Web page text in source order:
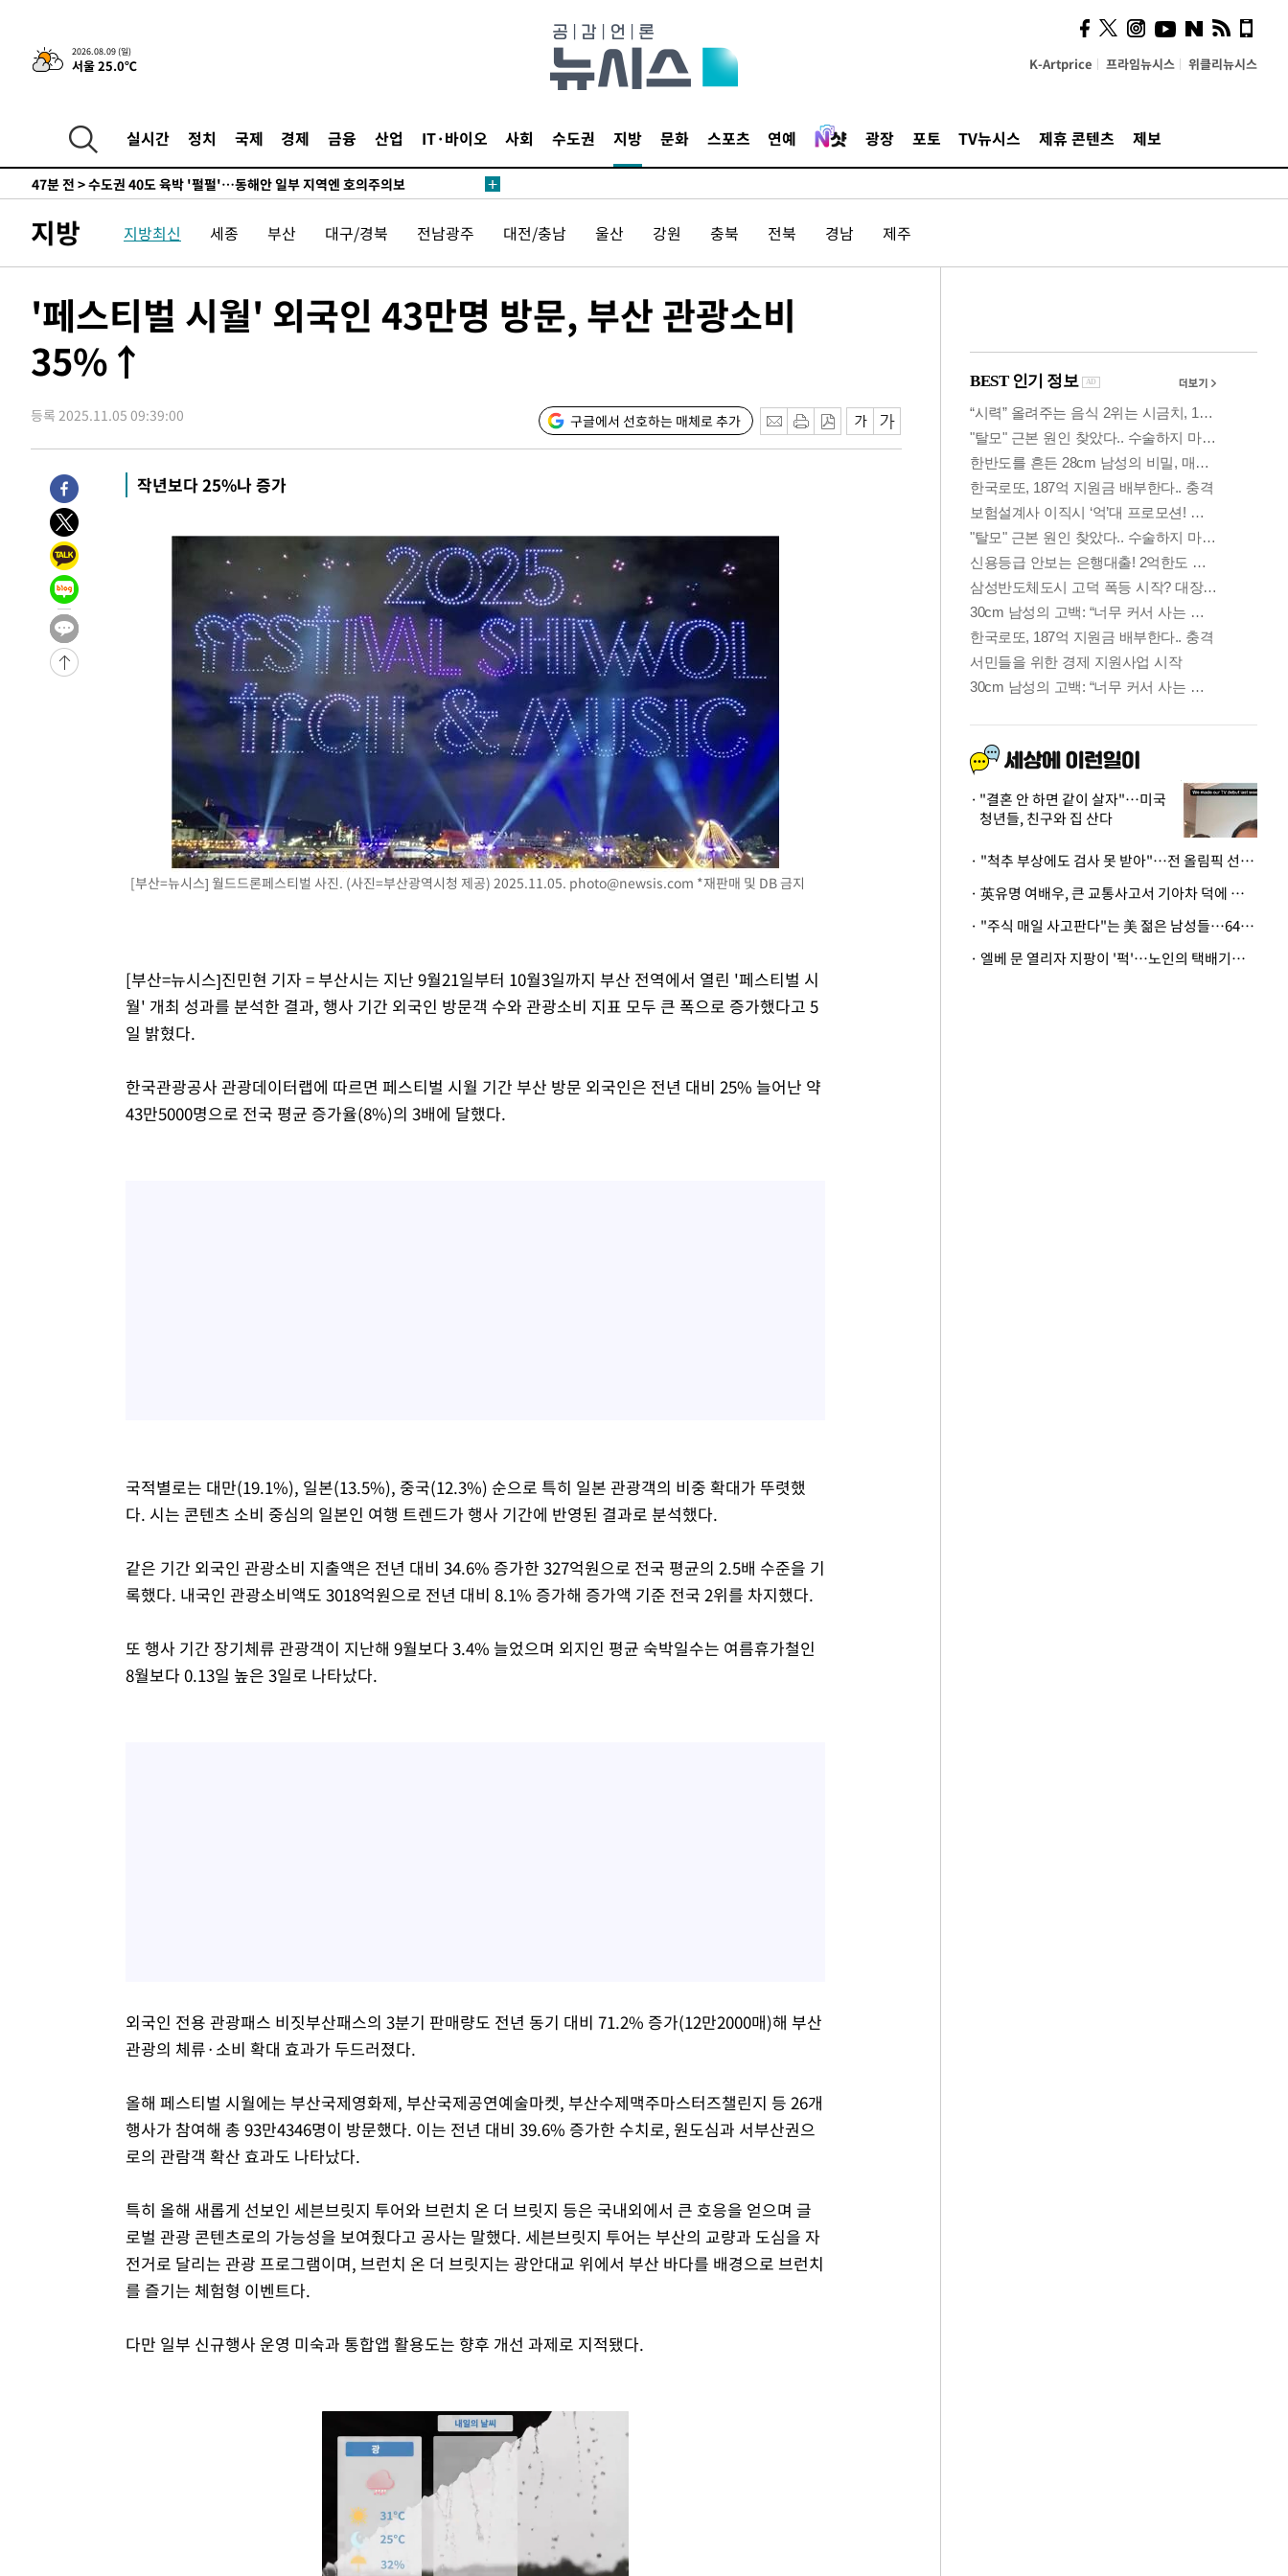
2026.08.09 (일)
서울 25.0℃ K-Artprice 프라임뉴시스 위클리뉴시스
실시간 정치 국제 경제 금융 산업 IT·바이오 사회 수도권 지방 문화 스포츠 연예 광장 포토 TV뉴시스 제휴 콘텐츠 제보
래 44.56%
-4827초 전 >[속보]與 대표 경선 제주·인천 당원투표…金 47.75%·鄭 42.08%·
宋 10.17%
-4361초 전 >이강인 "아틀레티코 이적 기뻐…등번호 7번 의미보단 팀 위해 뛸 것"
32분 전 >낮 최고 35도 '무더위'…동해안 시간당 30㎜ '강한 비'[내일날씨]
[속보]이강인 "감독님이 원하는 마음 느꼈고, 많은 트로피 원해 아틀레티
코 이적"
47분 전 >수도권 40도 육박 '펄펄'…동해안 일부 지역엔 호의주의보
2시간 전 >
강릉에 시간당 81.4㎜ 물폭탄…도로 잠기고 담벼락 붕괴
3시간 전 >백운산서 80년근 천종산삼 9뿌리 발견…감정가 1.3억원
5시간 전 >남자 농구, 나고야 아시안게임서 '홈팀' 일본과 한일전
5시간 전 > 여수 오동도 해상서 모터보트 전복…1명 사망·1명 실종
6시간 전 >극한폭염 한풀 꺾이지만…'낮 최고 35도' 무더위, 열대야 계속[다음주
7시간 전 >[속보]'압수수색·성접대 논란' 축구협회 "실망과 걱정 안겨드려 죄송"
10시간 전 >'최고 37도' 폭염 지속…강원동해안 최대 150㎜ 비
12시간 전 >
[속보]뉴욕증시 상승 마감…S&P 0.6% 나스닥 1.3%↑
-14565초 전 >
-5612초 전 >
[속보]與최고위원 제주·인천 순회경선…박선원·최민희·서미화·한
민수·김용 순
-5565초 전 >
[속보]김민석, 與 전대 당원투표 누적 득표율 45.42%로 1위… 정청
래 44.56%
-4847초 전 >
[속보]與 대표 경선 제주·인천 당원투표…金 47.75%·鄭 42.08%·
宋 10.17%
-4381초 전 >
이강인 "아틀레티코 이적 기뻐…등번호 7번 의미보단 팀 위해 뛸 것"
-4316초 전 >
[속보]與 당대표 경선, 제주·인천 권리당원 투표 김민석 승리
31분 전 >
낮 최고 35도 '무더위'…동해안 시간당 30㎜ '강한 비'[내일날씨]
[속보]이강인 "감독님이 원하는 마음 느꼈고, 많은 트로피 원해 아틀레티
수도권 40도 육박 '펄펄'…동해안 일부 지역엔 호의주의보
온열질환 사망자 3명 늘어…누적 환자 3000명 돌파
강릉에 시간당 81.4㎜ 물폭탄…도로 잠기고 담벼락 붕괴
백운산서 80년근 천종산삼 9뿌리 발견…감정가 1.3억원
선재도서 해루질 나섰다 실종 60대, 닷새 만에 숨진 채 발견
남자 농구, 나고야 아시안게임서 '홈팀' 일본과 한일전
여수 오동도 해상서 모터보트 전복…1명 사망·1명 실종
'최고 37도' 폭염 지속…강원동해안 최대 150㎜ 비
[속보]뉴욕증시 상승 마감…S&P 0.6% 나스닥 1.3%↑
지방 지방최신 세종 부산 대구/경북 전남광주 대전/충남 울산 강원 충북 전북 경남 제주
'페스티벌 시월' 외국인 43만명 방문, 부산 관광소비
35%↑
등록 2025.11.05 09:39:00 구글에서 선호하는 매체로 추가
작년보다 25%나 증가
[부산=뉴시스] 월드드론페스티벌 사진. (사진=부산광역시청 제공) 2025.11.05. photo@newsis.com *재판매 및 DB 금지
[부산=뉴시스]진민현 기자 = 부산시는 지난 9월21일부터 10월3일까지 부산 전역에서 열린 '페스티벌 시
월' 개최 성과를 분석한 결과, 행사 기간 외국인 방문객 수와 관광소비 지표 모두 큰 폭으로 증가했다고 5
일 밝혔다.
한국관광공사 관광데이터랩에 따르면 페스티벌 시월 기간 부산 방문 외국인은 전년 대비 25% 늘어난 약
43만5000명으로 전국 평균 증가율(8%)의 3배에 달했다.
국적별로는 대만(19.1%), 일본(13.5%), 중국(12.3%) 순으로 특히 일본 관광객의 비중 확대가 뚜렷했
다. 시는 콘텐츠 소비 중심의 일본인 여행 트렌드가 행사 기간에 반영된 결과로 분석했다.
같은 기간 외국인 관광소비 지출액은 전년 대비 34.6% 증가한 327억원으로 전국 평균의 2.5배 수준을 기
록했다. 내국인 관광소비액도 3018억원으로 전년 대비 8.1% 증가해 증가액 기준 전국 2위를 차지했다.
또 행사 기간 장기체류 관광객이 지난해 9월보다 3.4% 늘었으며 외지인 평균 숙박일수는 여름휴가철인
8월보다 0.13일 높은 3일로 나타났다.
외국인 전용 관광패스 비짓부산패스의 3분기 판매량도 전년 동기 대비 71.2% 증가(12만2000매)해 부산
관광의 체류·소비 확대 효과가 두드러졌다.
올해 페스티벌 시월에는 부산국제영화제, 부산국제공연예술마켓, 부산수제맥주마스터즈챌린지 등 26개
행사가 참여해 총 93만4346명이 방문했다. 이는 전년 대비 39.6% 증가한 수치로, 원도심과 서부산권으
로의 관람객 확산 효과도 나타났다.
특히 올해 새롭게 선보인 세븐브릿지 투어와 브런치 온 더 브릿지 등은 국내외에서 큰 호응을 얻으며 글
로벌 관광 콘텐츠로의 가능성을 보여줬다고 공사는 말했다. 세븐브릿지 투어는 부산의 교량과 도심을 자
전거로 달리는 관광 프로그램이며, 브런치 온 더 브릿지는 광안대교 위에서 부산 바다를 배경으로 브런치
를 즐기는 체험형 이벤트다.
다만 일부 신규행사 운영 미숙과 통합앱 활용도는 향후 개선 과제로 지적됐다.
사이 해답 찾았죠"…알을
깨고 나온 '초자아'
"결혼 안 하면 같이 살자"…미국
청년들, 친구와 집 산다
· "척추 부상에도 검사 못 받아"…전 올림픽 선수, 美봅슬레이협회 상대 소송
· 英유명 여배우, 큰 교통사고서 기아차 덕에 살았다
· "주식 매일 사고판다"는 美 젊은 남성들…64%가 "나는 인생의 패배자“
· 엘베 문 열리자 지팡이 '퍽'…노인의 택배기사 폭행 이유